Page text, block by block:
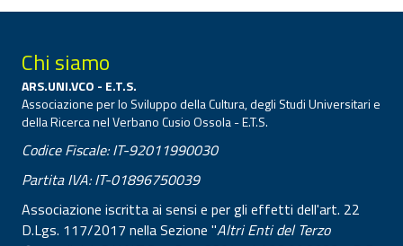
Chi siamo
ARS.UNI.VCO - E.T.S.
Associazione per lo Sviluppo della Cultura, degli Studi Universitari e
della Ricerca nel Verbano Cusio Ossola - E.T.S.
Codice Fiscale: IT-92011990030
Partita IVA: IT-01896750039
Associazione iscritta ai sensi e per gli effetti dell'art. 22
D.Lgs. 117/2017 nella Sezione "Altri Enti del Terzo